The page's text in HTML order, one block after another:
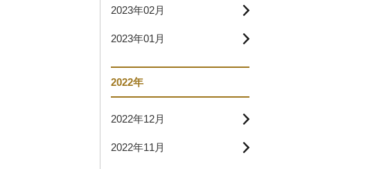
2023年02月
2023年01月
2022年
2022年12月
2022年11月